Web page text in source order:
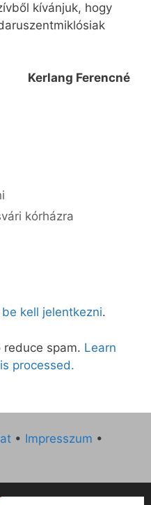
kívánjuk, hogy
Kerlang Ferencné
kórházra
be kell jelentkezni.
spam. Learn
processed.
• Impresszum •